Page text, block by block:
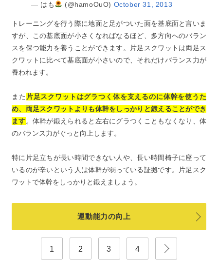
— はも (@hamoOuO) October 31, 2013
トレーニングを行う際に地面と足がついた面を基底面と言いま
すが、この基底面が小さくなればなるほど、多方向へのバラン
スを保つ能力を養うことができます。片足スクワットは両足ス
クワットに比べて基底面が小さいので、それだけバランス力が
養われます。
また 片足スクワットはグラつく体を支えるのに体幹を使うた
め、両足スクワットよりも体幹をしっかりと鍛えることができ
ます。体幹が鍛えられると左右にグラつくこともなくなり、体
のバランス力がぐっと向上します。
特に片足立ちが長い時間できない人や、長い時間椅子に座って
いるのが辛いという人は体幹が弱っている証拠です。片足スク
ワットで体幹をしっかりと鍛えましょう。
運動能力の向上
1 2 3 4